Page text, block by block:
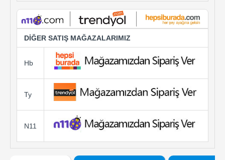
DİĞER SATIŞ MAĞAZALARIMIZ
Hb
Ty
N11